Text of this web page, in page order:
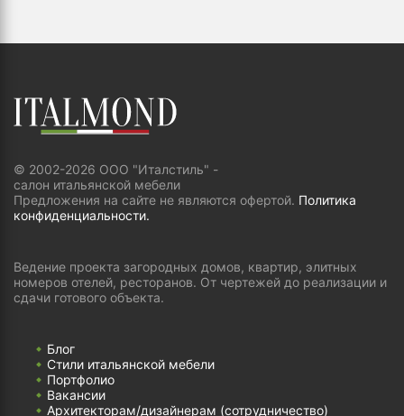
© 2002-2026 ООО "Италстиль" -
салон итальянской мебели
Предложения на сайте не являются офертой. Политика
конфиденциальности.
Ведение проекта загородных домов, квартир, элитных
номеров отелей, ресторанов. От чертежей до реализации и
сдачи готового объекта.
Блог
Стили итальянской мебели
Портфолио
Вакансии
Архитекторам/дизайнерам (cотрудничество)